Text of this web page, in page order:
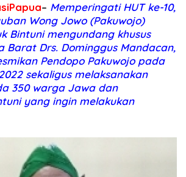
– Memperingati HUT ke-10,
Wong Jowo (Pakuwojo)
Bintuni mengundang khusus
Barat Drs. Dominggus Mandacan,
Pendopo Pakuwojo pada
sekaligus melaksanakan
350 warga Jawa dan
yang ingin melakukan